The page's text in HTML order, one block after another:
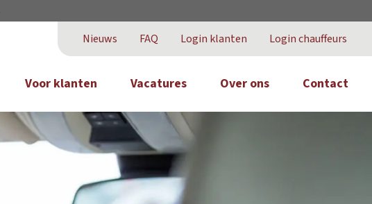
Nieuws FAQ Login klanten Login chauffeurs
Voor klanten Vacatures Over ons Contact